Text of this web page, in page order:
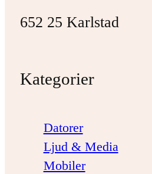
652 25 Karlstad
Kategorier
Datorer
Ljud & Media
Mobiler